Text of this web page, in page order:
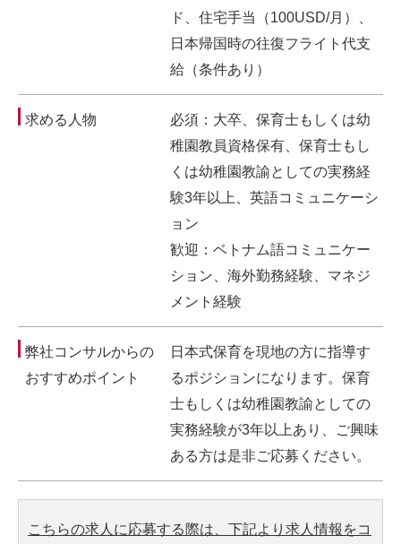
ド、住宅手当（100USD/月）、
日本帰国時の往復フライト代支
給（条件あり）
求める人物
必須：大卒、保育士もしくは幼
稚園教員資格保有、保育士もし
くは幼稚園教諭としての実務経
験3年以上、英語コミュニケーシ
ョン
歓迎：ベトナム語コミュニケー
ション、海外勤務経験、マネジ
メント経験
弊社コンサルからの
おすすめポイント
日本式保育を現地の方に指導す
るポジションになります。保育
士もしくは幼稚園教諭としての
実務経験が3年以上あり、ご興味
ある方は是非ご応募ください。
こちらの求人に応募する際は、下記より求人情報をコ